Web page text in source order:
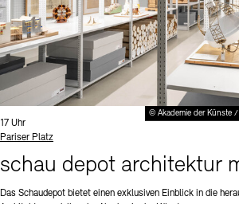
© Akademie der Künste
Uhrzeit:
17 Uhr
Standort
Pariser Platz
schau depot architektur
Das Schaudepot bietet einen exklusiven Einblick in die